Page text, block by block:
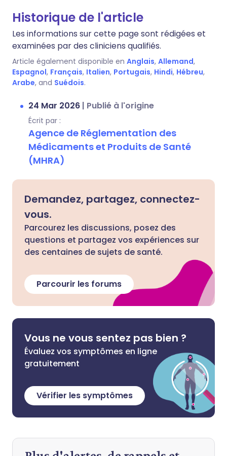
Historique de l'article
Les informations sur cette page sont rédigées et
examinées par des cliniciens qualifiés.
Article également disponible en Anglais, Allemand,
Espagnol, Français, Italien, Portugais, Hindi, Hébreu,
Arabe, and Suédois.
24 Mar 2026 | Publié à l'origine
Écrit par :
Agence de Réglementation des
Médicaments et Produits de Santé
(MHRA)
Demandez, partagez, connectez-
vous.
Parcourez les discussions, posez des
questions et partagez vos expériences sur
des centaines de sujets de santé.
Parcourir les forums
Vous ne vous sentez pas bien ?
Évaluez vos symptômes en ligne
gratuitement
Vérifier les symptômes